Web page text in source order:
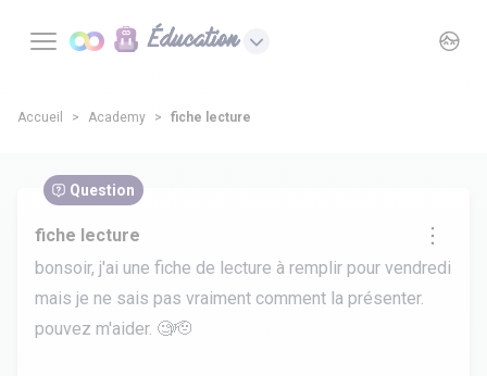
Éducation
Accueil Academy fiche lecture
Question
fiche lecture
bonsoir, j'ai une fiche de lecture à remplir pour vendredi
mais je ne sais pas vraiment comment la présenter.
pouvez m'aider. 🧐🫡